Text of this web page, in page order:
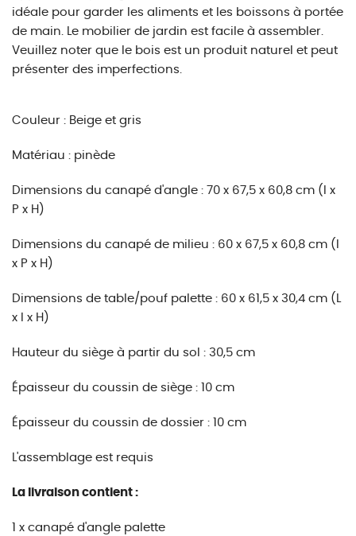
idéale pour garder les aliments et les boissons à portée
de main. Le mobilier de jardin est facile à assembler.
Veuillez noter que le bois est un produit naturel et peut
présenter des imperfections.
Couleur : Beige et gris
Matériau : pinède
Dimensions du canapé d'angle : 70 x 67,5 x 60,8 cm (l x
P x H)
Dimensions du canapé de milieu : 60 x 67,5 x 60,8 cm (l
x P x H)
Dimensions de table/pouf palette : 60 x 61,5 x 30,4 cm (L
x l x H)
Hauteur du siège à partir du sol : 30,5 cm
Épaisseur du coussin de siège : 10 cm
Épaisseur du coussin de dossier : 10 cm
L'assemblage est requis
La livraison contient :
1 x canapé d'angle palette